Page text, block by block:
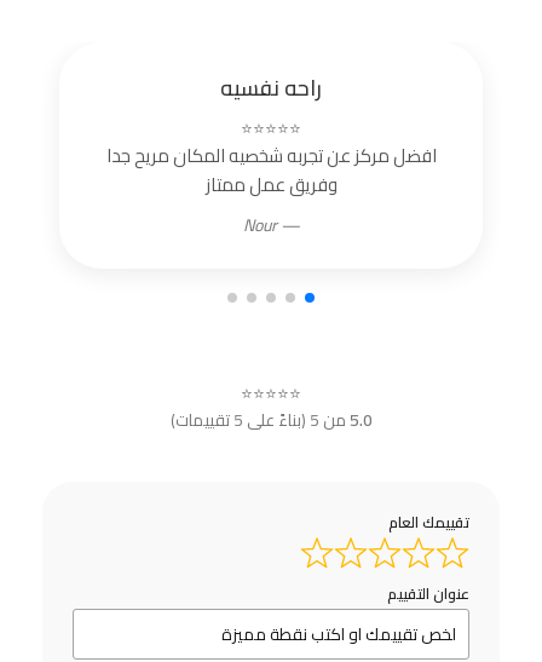
راحه نفسيه
⭐⭐⭐⭐⭐
افضل مركز عن تجربه شخصيه المكان مريح جدا
وفريق عمل ممتاز
— Nour
⭐⭐⭐⭐⭐
5.0من 5 (بناءً على 5 تقييمات)
تقييمك العام
عنوان التقييم